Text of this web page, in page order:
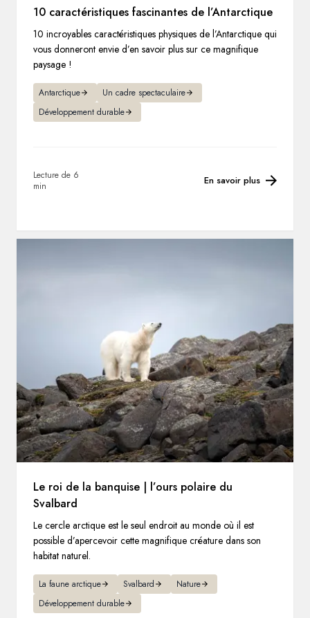
10 caractéristiques fascinantes de l’Antarctique
10 incroyables caractéristiques physiques de l’Antarctique qui
vous donneront envie d’en savoir plus sur ce magnifique
paysage !
Antarctique
Un cadre spectaculaire
Développement durable
Lecture de 6
min
En savoir plus
Le roi de la banquise | l’ours polaire du
Svalbard
Le cercle arctique est le seul endroit au monde où il est
possible d’apercevoir cette magnifique créature dans son
habitat naturel.
La faune arctique Svalbard
Nature
Développement durable